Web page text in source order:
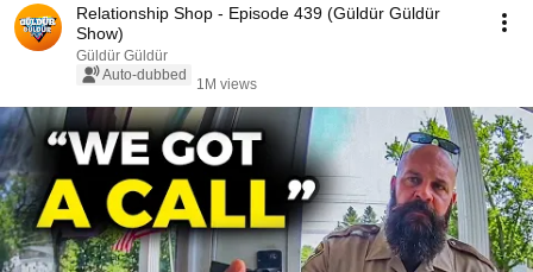
Relationship Shop - Episode 439 (Güldür Güldür
Show)
Güldür Güldür
Auto-dubbed
1M views